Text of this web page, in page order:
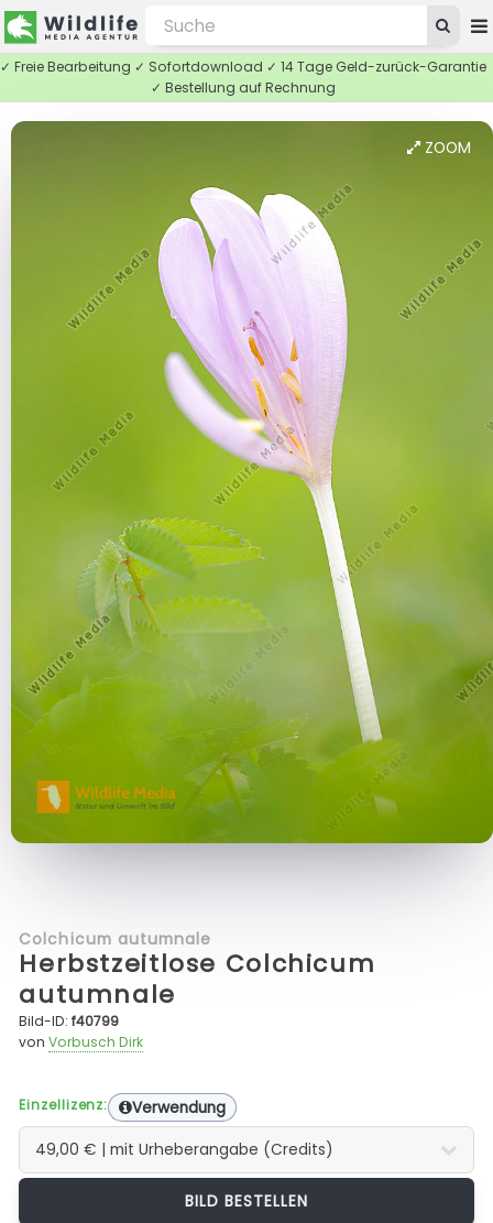
✓ Freie Bearbeitung ✓ Sofortdownload ✓ 14 Tage Geld-zurück-Garantie
✓ Bestellung auf Rechnung
ZOOM
Colchicum autumnale
Herbstzeitlose Colchicum
autumnale
Bild-ID:f40799
vonVorbusch Dirk
Einzellizenz: Verwendung
BILD BESTELLEN